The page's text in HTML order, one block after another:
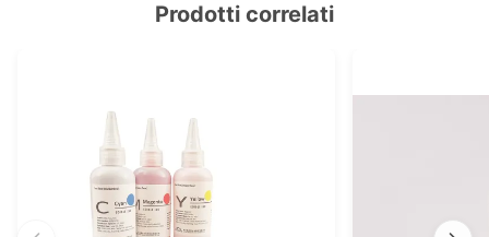
Prodotti correlati